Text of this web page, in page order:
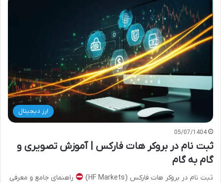
ارز دیجیتال
05/07/1404
ثبت نام در بروکر هات فارکس | آموزش تصویری و
گام به گام
ثبت نام در بروکر هات فارکس (HF Markets)
راهنمای جامع و معرفی